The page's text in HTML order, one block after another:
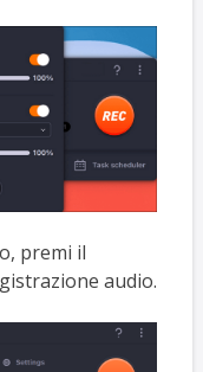
premi il
audio.